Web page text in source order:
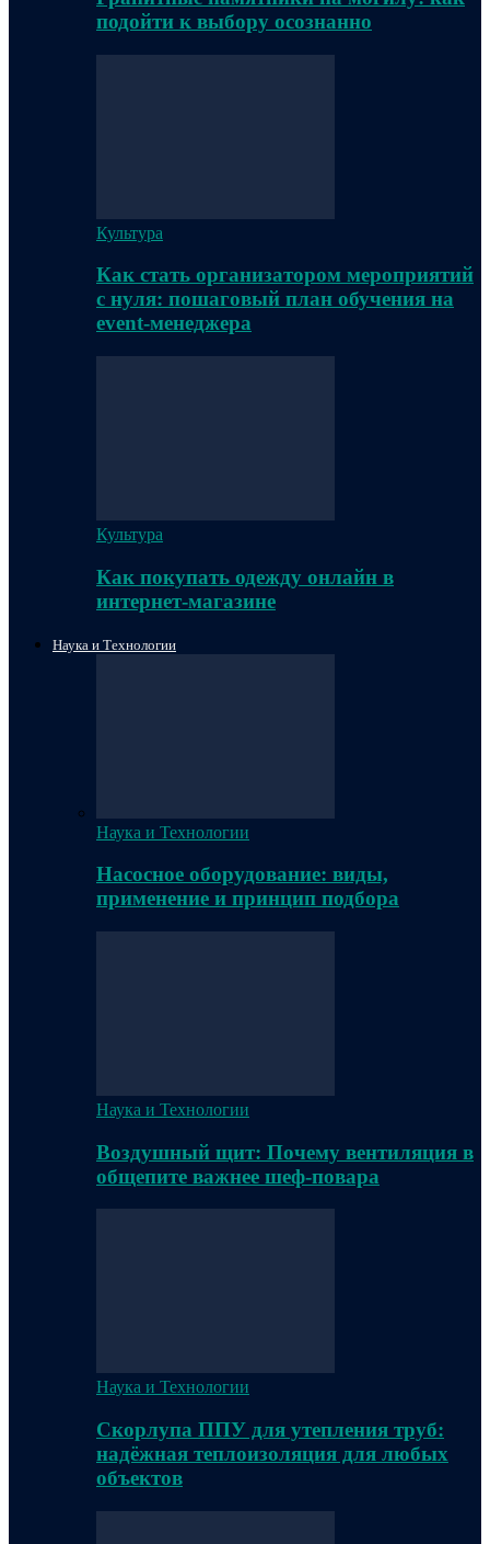
подойти к выбору осознанно
Культура
Как стать организатором мероприятий
с нуля: пошаговый план обучения на
event-менеджера
Культура
Как покупать одежду онлайн в
интернет-магазине
Наука и Технологии
Наука и Технологии
Насосное оборудование: виды,
применение и принцип подбора
Наука и Технологии
Воздушный щит: Почему вентиляция в
общепите важнее шеф-повара
Наука и Технологии
Скорлупа ППУ для утепления труб:
надёжная теплоизоляция для любых
объектов